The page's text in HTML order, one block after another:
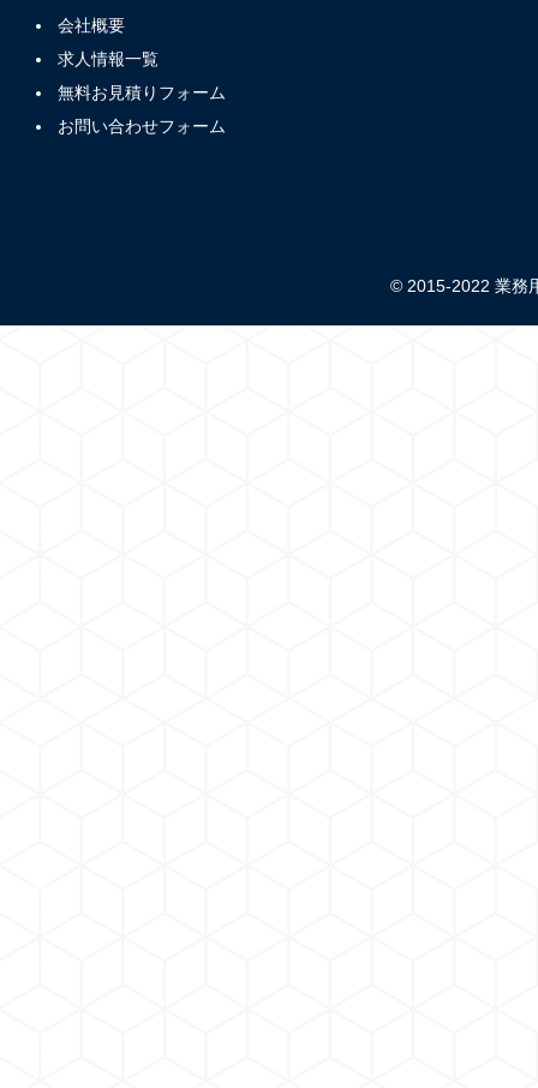
会社概要
求人情報一覧
無料お見積りフォーム
お問い合わせフォーム
© 2015-2022 業務